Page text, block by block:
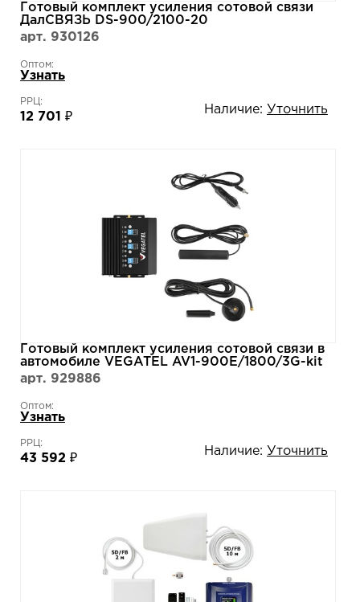
Готовый комплект усиления сотовой связи
ДалСВЯЗЬ DS-900/2100-20
арт. 930126
Оптом:
Узнать
РРЦ:
12 701 ₽
Наличие: Уточнить
Готовый комплект усиления сотовой связи в
автомобиле VEGATEL AV1-900E/1800/3G-kit
арт. 929886
Оптом:
Узнать
РРЦ:
43 592 ₽
Наличие: Уточнить